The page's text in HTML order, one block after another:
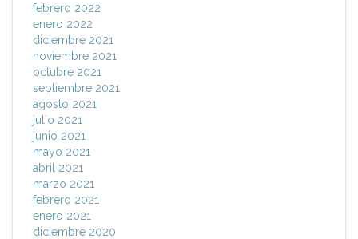
febrero 2022
enero 2022
diciembre 2021
noviembre 2021
octubre 2021
septiembre 2021
agosto 2021
julio 2021
junio 2021
mayo 2021
abril 2021
marzo 2021
febrero 2021
enero 2021
diciembre 2020